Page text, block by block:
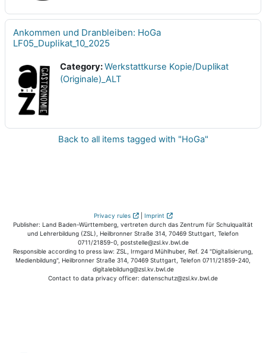
Ankommen und Dranbleiben: HoGa
LF05_Duplikat_10_2025
Category:Werkstattkurse Kopie/Duplikat
(Originale)_ALT
Back to all items tagged with "HoGa"
Privacy rules | Imprint
Publisher: Land Baden-Württemberg, vertreten durch das Zentrum für Schulqualität
und Lehrerbildung (ZSL), Heilbronner Straße 314, 70469 Stuttgart, Telefon
0711/21859-0, poststelle@zsl.kv.bwl.de
Responsible according to press law: ZSL, Irmgard Mühlhuber, Ref. 24 "Digitalisierung,
Medienbildung", Heilbronner Straße 314, 70469 Stuttgart, Telefon 0711/21859-240,
digitalebildung@zsl.kv.bwl.de
Contact to data privacy officer: datenschutz@zsl.kv.bwl.de